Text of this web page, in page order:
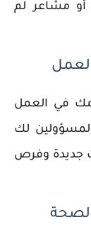
أو مشاعر لم
في العمل
لك
جديدة وفرص